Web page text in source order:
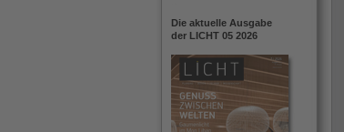
Die aktuelle Ausgabe
der LICHT 05 2026